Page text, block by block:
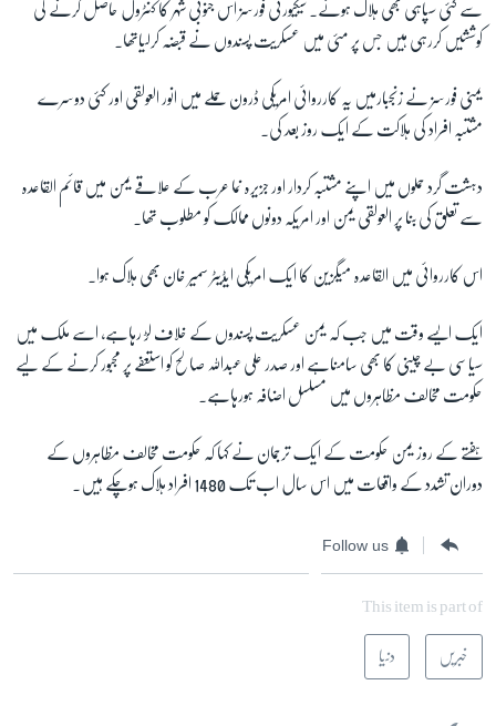
FOLLOW US
زبان
سے کئی سپاہی بھی ہلاک ہوئے۔ سیکیورٹی فورسز اس جنوبی شہر کا کنٹرول حاصل کرنے کی
کوششیں کررہی ہیں جس پر مئی میں عسکریت پسندوں نے قبضہ کرلیاتھا۔
یمنی فورسز نے زنجبارمیں یہ کارروائی امریکی ڈرون حملے میں انور العولقی اور کئی دوسرے
مشتبہ افراد کی ہلاکت کے ایک روز بعد کی۔
دہشت گرد حملوں میں اپنے مشتبہ کردار اور جزیرہ نما عرب کے علاقے یمن میں قائم القاعدہ
سے تعلق کی بنا پر العولقی یمن اور امریکہ دونوں ممالک کو مطلوب تھا۔
اس کارروائی میں القاعدہ میگزین کا ایک امریکی ایڈیٹر سمیر خان بھی ہلاک ہوا۔
ایک ایسے وقت میں جب کہ یمن عسکریت پسندوں کے خلاف لڑ رہاہے، اسے ملک میں
سیاسی بے چینی کا بھی سامناہے اور صدر علی عبداللہ صالح کو استعفے پر مجبور کرنے کے لیے
حکومت مخالف مظاہروں میں مسلسل اضافہ ہورہاہے۔
ہفتے کے روز یمن حکومت کے ایک ترجمان نے کہا کہ حکومت مخالف مظاہروں کے
دوران تشدد کے واقعات میں اس سال اب تک 1480 افراد ہلاک ہوچکے ہیں۔
Follow us
This item is part of
خبریں دنیا